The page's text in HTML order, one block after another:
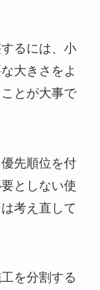
るには、小
大きさをよ
とが大事で
先順位を付
としない使
考え直して
を分割する